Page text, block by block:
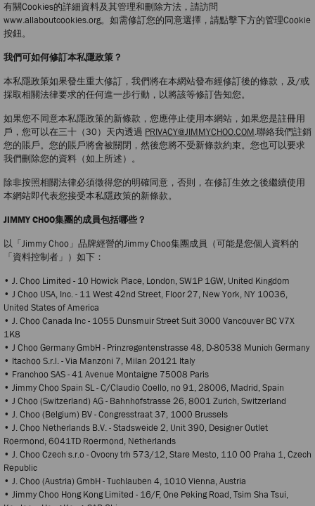
有關Cookies的詳細資料及其管理和刪除方法，請訪問
www.allaboutcookies.org。如需修訂您的同意選擇，請點擊下方的管理Cookie
按鈕。
我們可如何修訂本私隱政策？
本私隱政策如果發生重大修訂，我們將在本網站發布經修訂後的條款，及/或
採取相關法律要求的任何進一步行動，以將該等修訂告知您。
如果您不同意本私隱政策的新條款，您應停止使用本網站，如果您是註冊用
戶，您可以在三十（30）天內透過 PRIVACY@JIMMYCHOO.COM.聯絡我們註銷
您的賬戶。您的賬戶將會被關閉，然後您將不受新條款約束。您也可以要求
我們刪除您的資料（如上所述）。
除非按照相關法律必須徵得您的明確同意，否則，在修訂生效之後繼續使用
本網站即代表您接受本私隱政策的新條款。
JIMMY CHOO集團的成員包括哪些？
以「Jimmy Choo」品牌經營的Jimmy Choo集團成員（可能是您個人資料的
「資料控制者」）如下：
• J. Choo Limited - 10 Howick Place, London, SW1P 1GW, United Kingdom
• J Choo USA, Inc. - 11 West 42nd Street, Floor 27, New York, NY 10036,
United States of America
• J. Choo Canada Inc - 1055 Dunsmuir Street Suit 3000 Vancouver BC V7X
1K8
• J Choo Germany GmbH - Prinzregentenstrasse 48, D-80538 Munich Germany
• Itachoo S.r.l. - Via Manzoni 7, Milan 20121 Italy
• Franchoo SAS - 41 Avenue Montaigne 75008 Paris
• Jimmy Choo Spain SL - C/Claudio Coello, no 91, 28006, Madrid, Spain
• J Choo (Switzerland) AG - Bahnhofstrasse 26, 8001 Zurich, Switzerland
• J. Choo (Belgium) BV - Congresstraat 37, 1000 Brussels
• J. Choo Netherlands B.V. - Stadsweide 2, Unit 390, Designer Outlet
Roermond, 6041TD Roermond, Netherlands
• J. Choo Czech s.r.o - Ovocny trh 573/12, Stare Mesto, 110 00 Praha 1, Czech
Republic
• J. Choo (Austria) GmbH - Tuchlauben 4, 1010 Vienna, Austria
• Jimmy Choo Hong Kong Limited - 16/F, One Peking Road, Tsim Sha Tsui,